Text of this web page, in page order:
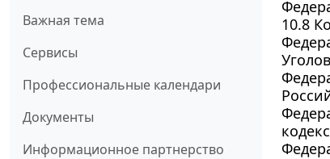
Важная тема
Сервисы
Профессиональные календари
Документы
Информационное партнерство
10.8